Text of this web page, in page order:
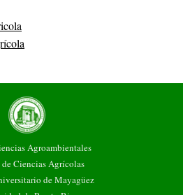
Agroambientales
Ciencias Agrícolas
de Mayagüez